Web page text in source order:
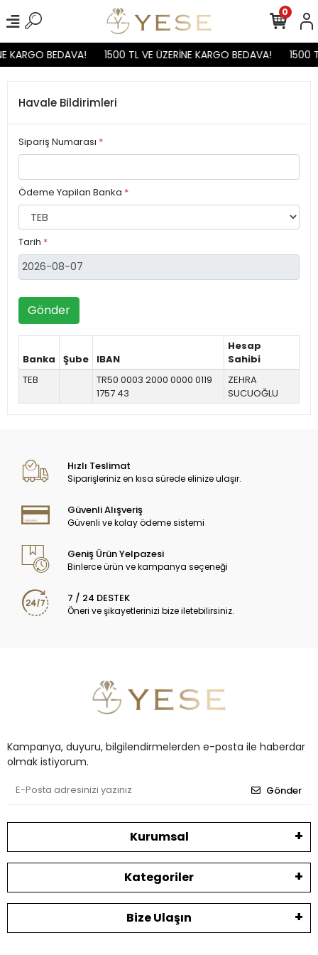
KARGO BEDAVA! 1500 TL VE ÜZERİNE KARGO BEDAVA! 1500
0
Havale Bildirimleri
Sipariş Numarası *
Ödeme Yapilan Banka *
Tarih *
Gönder
Banka Şube IBAN
Hesap
Sahibi
TEB
TR50 0003 2000 0000 0119
1757 43
ZEHRA
SUCUOĞLU
Hızlı Teslimat
Siparişleriniz en kısa sürede elinize ulaşır.
Güvenli Alışveriş
Güvenli ve kolay ödeme sistemi
Geniş Ürün Yelpazesi
Binlerce ürün ve kampanya seçeneği
7 / 24 DESTEK
Öneri ve şikayetlerinizi bize iletebilirsiniz.
Kampanya, duyuru, bilgilendirmelerden e-posta ile haberdar
olmak istiyorum.
Gönder
Kurumsal
Kategoriler
Bize Ulaşın